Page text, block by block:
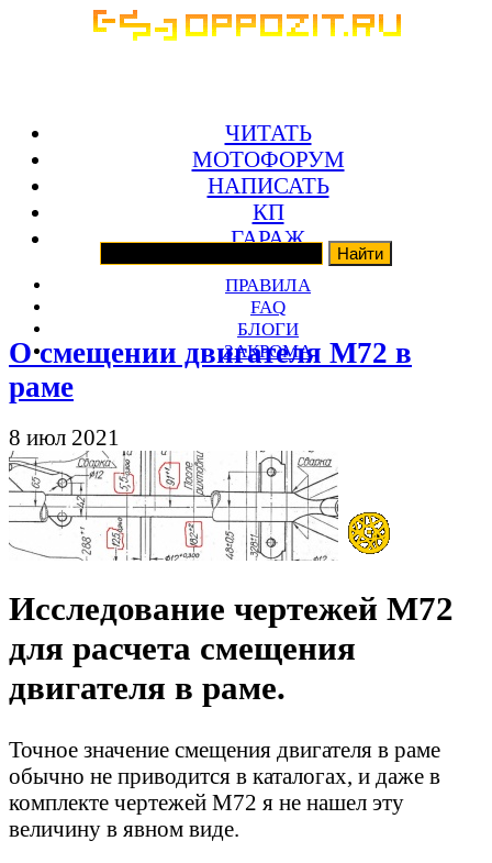
ЧИТАТЬ
МОТОФОРУМ
НАПИСАТЬ
КП
ГАРАЖ
ПРАВИЛА
FAQ
БЛОГИ
ЗАКРОМА
О смещении двигателя М72 в
раме
8 июл 2021
Исследование чертежей М72
для расчета смещения
двигателя в раме.
Точное значение смещения двигателя в раме
обычно не приводится в каталогах, и даже в
комплекте чертежей М72 я не нашел эту
величину в явном виде.